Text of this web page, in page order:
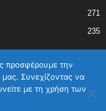
271
235
ΑΘΛΗΤΙΚΑ
προσφέρουμε την
μας. Συνεχίζοντας να
με τη χρήση των